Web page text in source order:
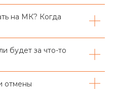
на МК? Когда
будет за что-то
отмены